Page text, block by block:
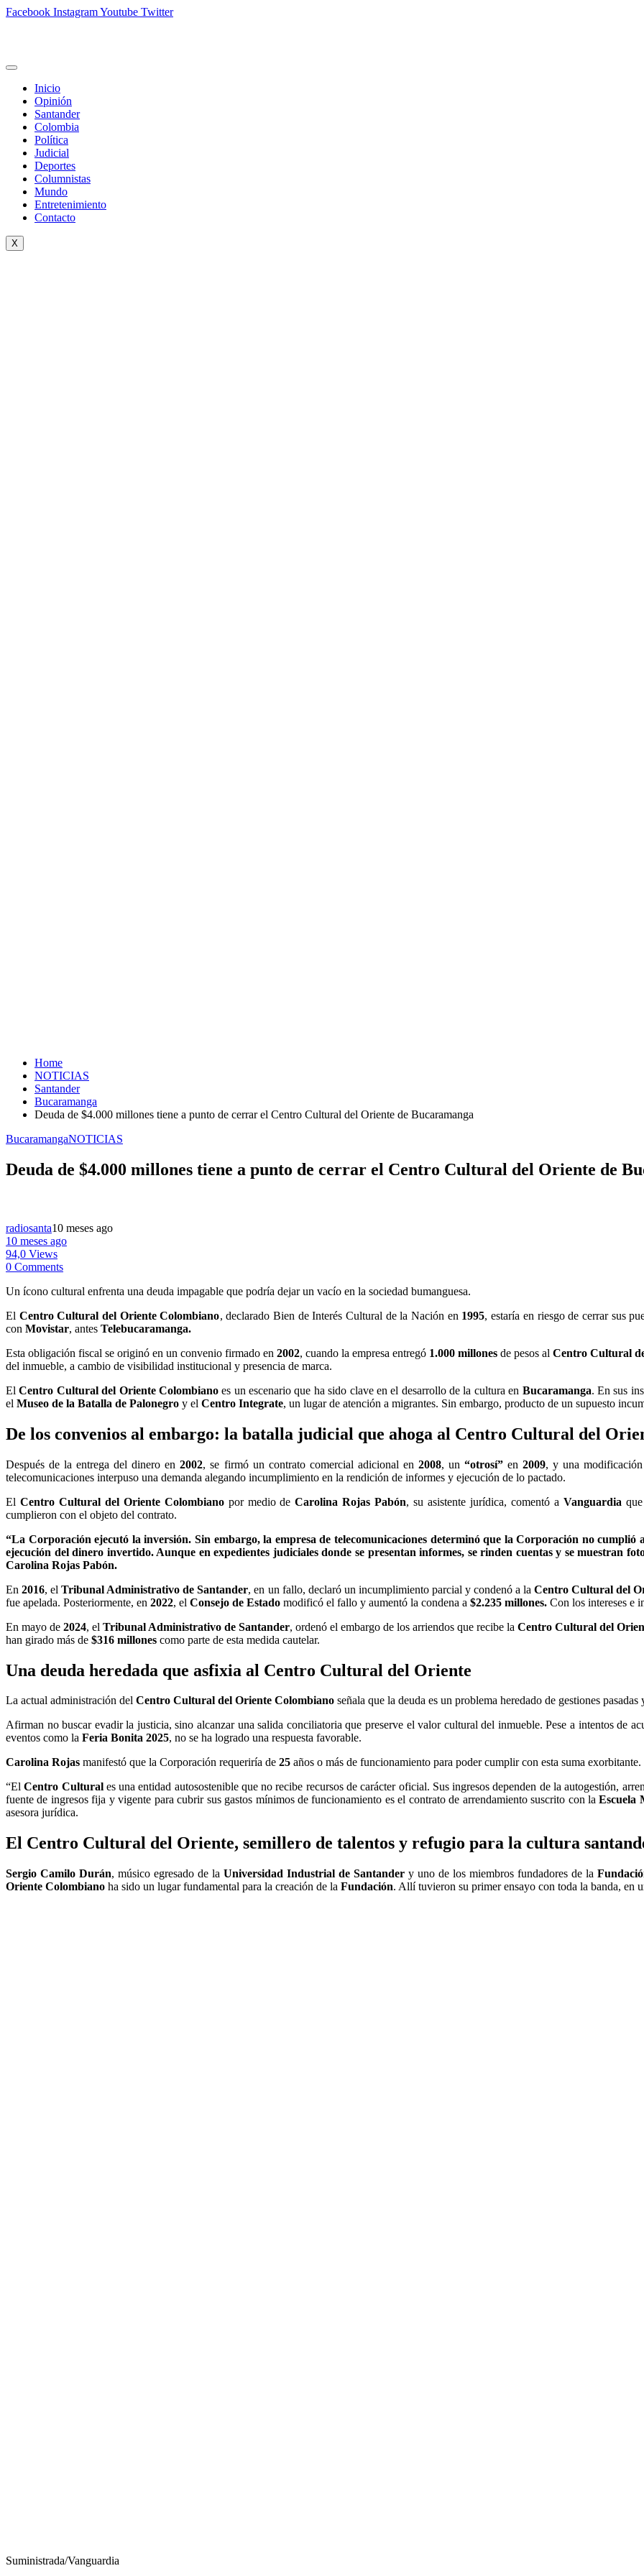
Facebook InstagramYoutube Twitter
Inicio
Opinión
Santander
Colombia
Política
Judicial
Deportes
Columnistas
Mundo
Entretenimiento
Contacto
X
Home
NOTICIAS
Santander
Bucaramanga
Deuda de $4.000 millones tiene a punto de cerrar el Centro Cultural del Oriente de Bucaramanga
BucaramangaNOTICIAS
Deuda de $4.000 millones tiene a punto de cerrar el Centro Cultural del Oriente de
radiosanta10 meses ago
10 meses ago
94,0 Views
0 Comments
Un ícono cultural enfrenta una deuda impagable que podría dejar un vacío en la sociedad bumanguesa.
El Centro Cultural del Oriente Colombiano, declarado Bien de Interés Cultural de la Nación en 1995, estaría en riesgo de cerrar sus
con Movistar, antes Telebucaramanga.
Esta obligación fiscal se originó en un convenio firmado en 2002, cuando la empresa entregó 1.000 millones de pesos al Centro Cultural
del inmueble, a cambio de visibilidad institucional y presencia de marca.
El Centro Cultural del Oriente Colombianoes un escenario que ha sido clave en el desarrollo de la cultura en Bucaramanga. En sus
el Museo de la Batalla de Palonegro y el Centro Integrate, un lugar de atención a migrantes. Sin embargo, producto de un supuesto
De los convenios al embargo: la batalla judicial que ahoga al Centro Cultural del
Después de la entrega del dinero en2002, se firmó un contrato comercial adicional en 2008, un “otrosí” en2009, y una
telecomunicaciones interpuso una demanda alegando incumplimiento en la rendición de informes y ejecución de lo pactado.
El Centro Cultural del Oriente Colombiano por medio deCarolina Rojas Pabón, su asistente jurídica, comentó a Vanguardia
cumplieron con el objeto del contrato.
“La Corporación ejecutó la inversión. Sin embargo, la empresa de telecomunicaciones determinó que la Corporación no
ejecución del dinero invertido. Aunque en expedientes judiciales donde se presentan informes, se rinden cuentas y se muestran
Carolina Rojas Pabón.
En2016, elTribunal Administrativo de Santander, en un fallo, declaró un incumplimiento parcial y condenó a laCentro Cultural del
fue apelada. Posteriormente, en 2022, el Consejo de Estado modificó el fallo y aumentó la condena a $2.235 millones. Con los intereses e
En mayo de 2024, el Tribunal Administrativo de Santander, ordenó el embargo de los arriendos que recibe la Centro Cultural del
han girado más de $316 millones como parte de esta medida cautelar.
Una deuda heredada que asfixia al Centro Cultural del Oriente
La actual administración del Centro Cultural del Oriente Colombiano señala que la deuda es un problema heredado de gestiones
Afirman no buscar evadir la justicia, sino alcanzar una salida conciliatoria que preserve el valor cultural del inmueble. Pese a intentos de
eventos como la Feria Bonita 2025, no se ha logrado una respuesta favorable.
Carolina Rojas manifestó que la Corporación requeriría de 25 años o más de funcionamiento para poder cumplir con esta suma exorbitante.
“El Centro Culturales una entidad autosostenible que no recibe recursos de carácter oficial. Sus ingresos dependen de la autogestión,
fuente de ingresos fija y vigente para cubrir sus gastos mínimos de funcionamiento es el contrato de arrendamiento suscrito con laEscuela
asesora jurídica.
El Centro Cultural del Oriente, semillero de talentos y refugio para la cultura
Sergio Camilo Durán, músico egresado de la Universidad Industrial de Santander y uno de los miembros fundadores de la
Oriente Colombiano ha sido un lugar fundamental para la creación de la Fundación. Allí tuvieron su primer ensayo con toda la banda, en
Suministrada/Vanguardia